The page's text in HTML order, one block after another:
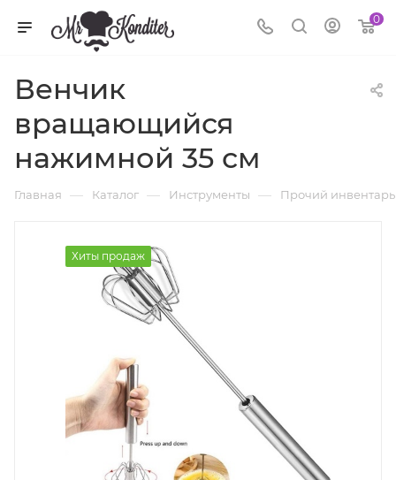
0
Венчик
вращающийся
нажимной 35 см
Главная — Каталог — Инструменты — Прочий инвентарь
Хиты продаж